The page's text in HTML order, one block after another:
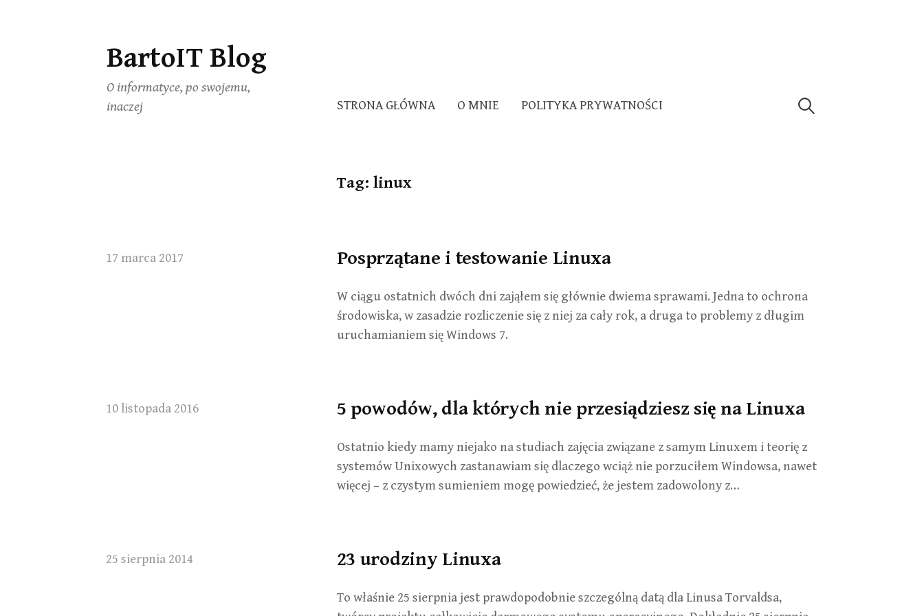
Skip
to
content
BartoIT Blog
O informatyce, po swojemu,
inaczej
STRONA GŁÓWNA O MNIE POLITYKA PRYWATNOŚCI Szukaj:
Tag: linux
17 marca 2017 Posprzątane i testowanie Linuxa
W ciągu ostatnich dwóch dni zająłem się głównie dwiema sprawami. Jedna to ochrona
środowiska, w zasadzie rozliczenie się z niej za cały rok, a druga to problemy z długim
uruchamianiem się Windows 7.
10 listopada 2016 5 powodów, dla których nie przesiądziesz się na Linuxa
Ostatnio kiedy mamy niejako na studiach zajęcia związane z samym Linuxem i teorię z
systemów Unixowych zastanawiam się dlaczego wciąż nie porzuciłem Windowsa, nawet
więcej – z czystym sumieniem mogę powiedzieć, że jestem zadowolony z…
25 sierpnia 2014 23 urodziny Linuxa
To właśnie 25 sierpnia jest prawdopodobnie szczególną datą dla Linusa Torvaldsa,